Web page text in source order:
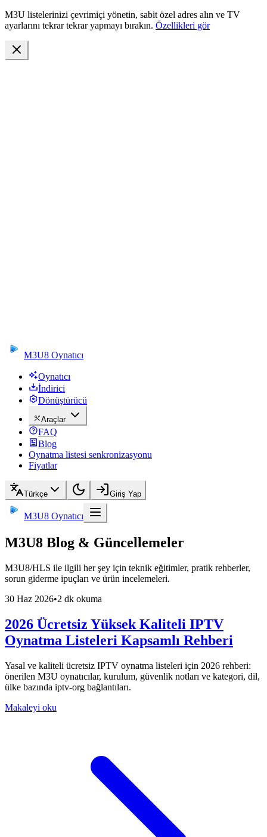
M3U listelerinizi çevrimiçi yönetin, sabit özel adres alın ve TV
ayarlarını tekrar tekrar yapmayı bırakın. Özellikleri gör
M3U8 Oynatıcı
Oynatıcı
İndirici
Dönüştürücü
Araçlar
FAQ
Blog
Oynatma listesi senkronizasyonu
Fiyatlar
Türkçe Giriş Yap
M3U8 Oynatıcı
M3U8 Blog & Güncellemeler
M3U8/HLS ile ilgili her şey için teknik eğitimler, pratik rehberler,
sorun giderme ipuçları ve ürün incelemeleri.
30 Haz 2026•2 dk okuma
2026 Ücretsiz Yüksek Kaliteli IPTV
Oynatma Listeleri Kapsamlı Rehberi
Yasal ve kaliteli ücretsiz IPTV oynatma listeleri için 2026 rehberi:
önerilen M3U oynatıcılar, kurulum, güvenlik notları ve kategori, dil,
ülke bazında iptv-org bağlantıları.
Makaleyi oku